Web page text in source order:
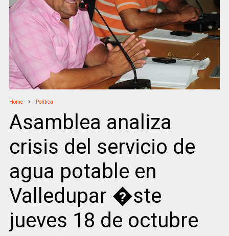
Home Politica
Asamblea analiza
crisis del servicio de
agua potable en
Valledupar �ste
jueves 18 de octubre